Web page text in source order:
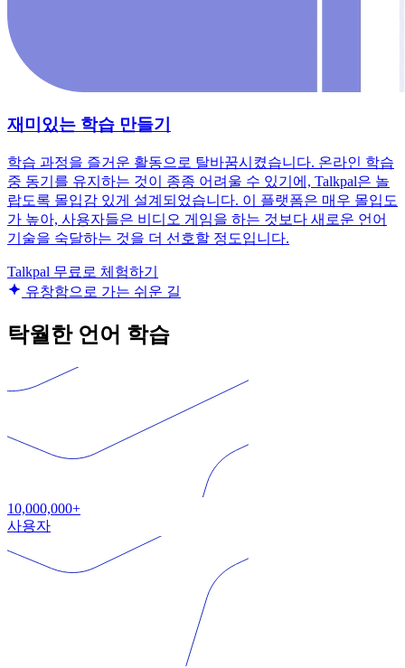
재미있는 학습 만들기
학습 과정을 즐거운 활동으로 탈바꿈시켰습니다. 온라인 학습
중 동기를 유지하는 것이 종종 어려울 수 있기에, Talkpal은 놀
랍도록 몰입감 있게 설계되었습니다. 이 플랫폼은 매우 몰입도
가 높아, 사용자들은 비디오 게임을 하는 것보다 새로운 언어
기술을 숙달하는 것을 더 선호할 정도입니다.
Talkpal 무료로 체험하기
유창함으로 가는 쉬운 길
탁월한 언어 학습
10,000,000+
사용자